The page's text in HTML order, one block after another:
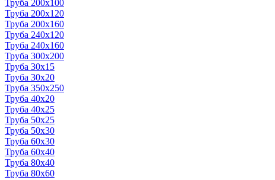
Труба 200x100
Труба 200x120
Труба 200x160
Труба 240x120
Труба 240x160
Труба 300x200
Труба 30x15
Труба 30x20
Труба 350x250
Труба 40x20
Труба 40x25
Труба 50x25
Труба 50x30
Труба 60x30
Труба 60x40
Труба 80x40
Труба 80x60